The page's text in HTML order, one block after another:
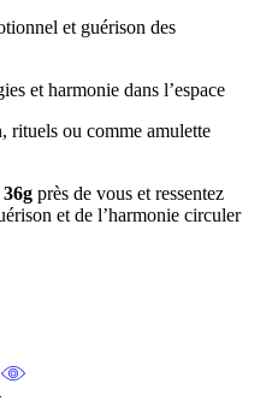
et guérison des
et harmonie dans l’espace
rituels ou comme amulette
près de vous et ressentez
et de l’harmonie circuler